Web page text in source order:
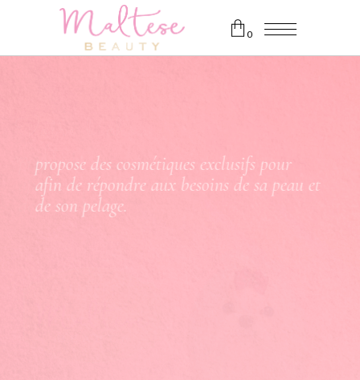
0
opose de s co smétiques ex clusifs po ur
in de ré pondre au x be soins de sa pe au et
so n pe lage.